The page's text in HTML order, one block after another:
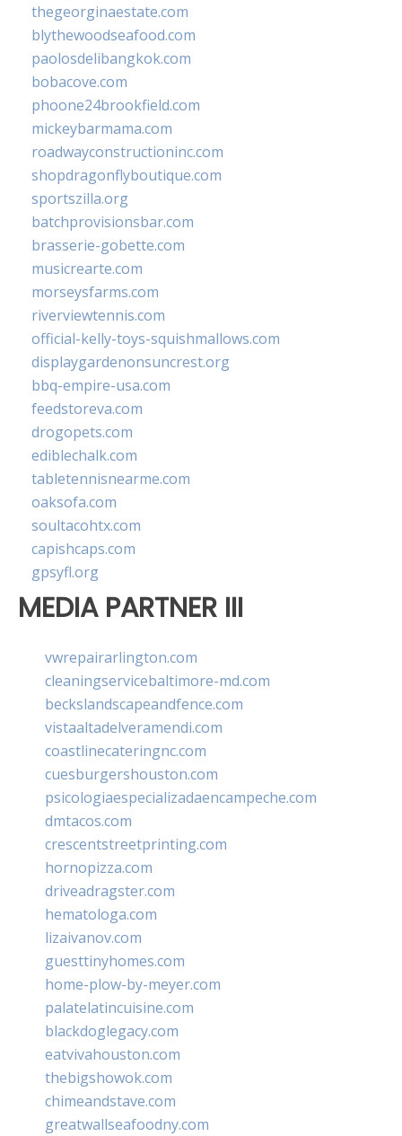
thegeorginaestate.com
blythewoodseafood.com
paolosdelibangkok.com
bobacove.com
phoone24brookfield.com
mickeybarmama.com
roadwayconstructioninc.com
shopdragonflyboutique.com
sportszilla.org
batchprovisionsbar.com
brasserie-gobette.com
musicrearte.com
morseysfarms.com
riverviewtennis.com
official-kelly-toys-squishmallows.com
displaygardenonsuncrest.org
bbq-empire-usa.com
feedstoreva.com
drogopets.com
ediblechalk.com
tabletennisnearme.com
oaksofa.com
soultacohtx.com
capishcaps.com
gpsyfl.org
MEDIA PARTNER III
vwrepairarlington.com
cleaningservicebaltimore-md.com
beckslandscapeandfence.com
vistaaltadelveramendi.com
coastlinecateringnc.com
cuesburgershouston.com
psicologiaespecializadaencampeche.com
dmtacos.com
crescentstreetprinting.com
hornopizza.com
driveadragster.com
hematologa.com
lizaivanov.com
guesttinyhomes.com
home-plow-by-meyer.com
palatelatincuisine.com
blackdoglegacy.com
eatvivahouston.com
thebigshowok.com
chimeandstave.com
greatwallseafoodny.com